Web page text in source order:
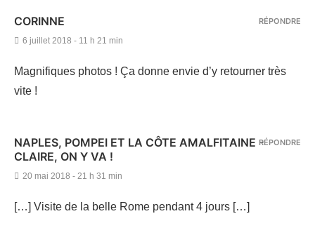
CORINNE
6 juillet 2018 - 11 h 21 min
Magnifiques photos ! Ça donne envie d’y retourner très
vite !
RÉPONDRE
NAPLES, POMPEI ET LA CÔTE AMALFITAINE -
CLAIRE, ON Y VA !
20 mai 2018 - 21 h 31 min
[…] Visite de la belle Rome pendant 4 jours […]
RÉPONDRE